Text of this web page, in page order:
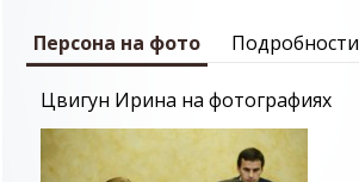
Персона на фото Подробности
Цвигун Ирина на фотографиях